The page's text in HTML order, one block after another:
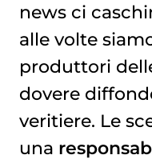
news ci
alle volte
produttori
dovere
veritiere. Le
una